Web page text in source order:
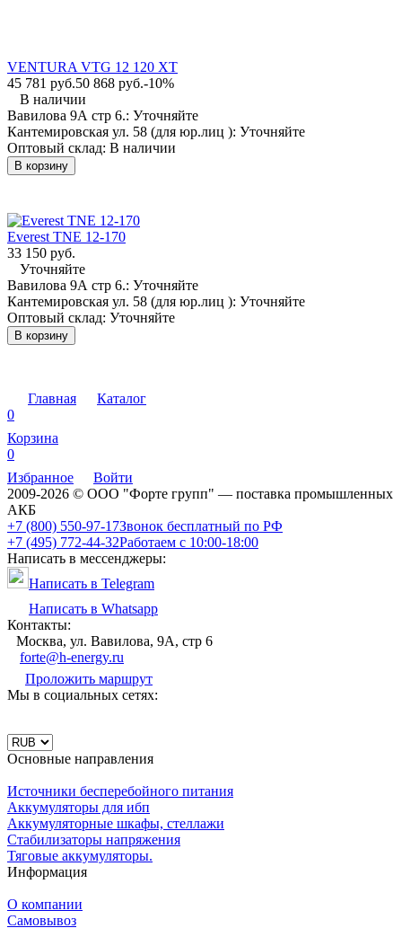
VENTURA VTG 12 120 XT
45 781 руб.50 868 руб.-10%
В наличии
Вавилова 9А стр 6.: Уточняйте
Кантемировская ул. 58 (для юр.лиц ): Уточняйте
Оптовый склад: В наличии
В корзину
Everest TNE 12-170
33 150 руб.
Уточняйте
Вавилова 9А стр 6.: Уточняйте
Кантемировская ул. 58 (для юр.лиц ): Уточняйте
Оптовый склад: Уточняйте
В корзину
Главная
Каталог
0
Корзина
0
Избранное
Войти
2009-2026 © ООО "Форте групп" — поставка промышленных
АКБ
+7 (800) 550-97-17Звонок бесплатный по РФ
+7 (495) 772-44-32Работаем с 10:00-18:00
Написать в мессенджеры:
Написать в Telegram
Написать в Whatsapp
Контакты:
Москва, ул. Вавилова, 9А, стр 6
forte@h-energy.ru
Проложить маршрут
Мы в социальных сетях:
Основные направления
Источники бесперебойного питания
Аккумуляторы для ибп
Аккумуляторные шкафы, стеллажи
Стабилизаторы напряжения
Тяговые аккумуляторы.
Информация
О компании
Самовывоз